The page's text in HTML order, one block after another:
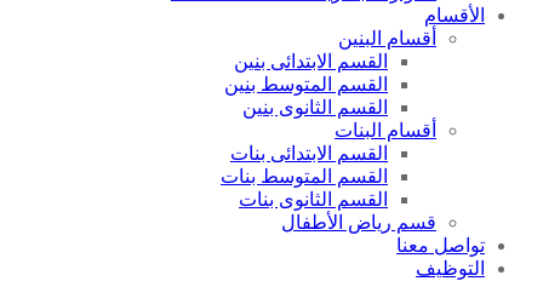
الأقسام
أقسام البنين
القسم الابتدائى بنين
القسم المتوسط بنين
القسم الثانوى بنين
أقسام البنات
القسم الابتدائى بنات
القسم المتوسط بنات
القسم الثانوى بنات
قسم رياض الأطفال
تواصل معنا
التوظيف